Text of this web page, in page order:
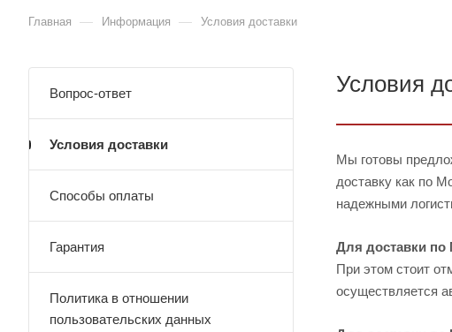
Главная — Информация — Условия доставки
Условия
Мы готовы
доставку как по
надежными
Для доставки по
При этом стоит
осуществляется
Вопрос-ответ
Условия доставки
Способы оплаты
Гарантия
Политика в отношении
пользовательских данных